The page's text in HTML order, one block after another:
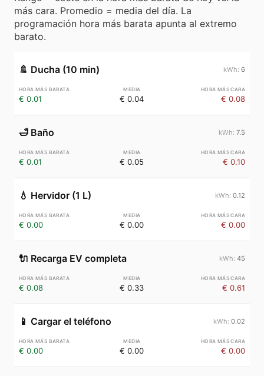
más cara. Promedio = media del día. La
programación hora más barata apunta al extremo
barato.
🚿 Ducha (10 min) 6
€ 0.01 € 0.04 € 0.08
🛁 Baño 7.5
€ 0.01 € 0.05 € 0.10
💧 Hervidor (1 L) 0.12
€ 0.00 € 0.00 € 0.00
🔌 Recarga EV completa 45
€ 0.08 € 0.33 € 0.61
📱 Cargar el teléfono 0.02
€ 0.00 € 0.00 € 0.00